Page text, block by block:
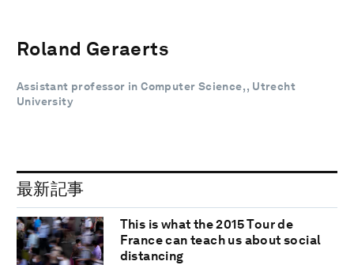
Roland Geraerts
Assistant professor in Computer Science, , Utrecht
University
最新記事
This is what the 2015 Tour de
France can teach us about social
distancing